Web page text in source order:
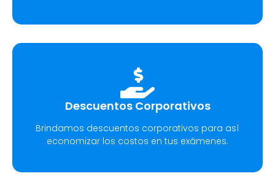
Descuentos Corporativos
Brindamos descuentos corporativos para así
economizar los costos en tus exámenes.